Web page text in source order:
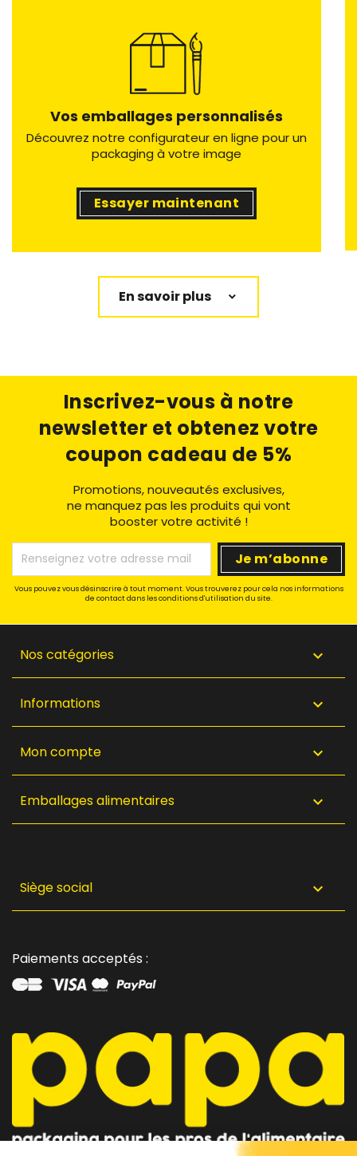
Vos emballages personnalisés
Découvrez notre configurateur en ligne pour un
packaging à votre image
Essayer maintenant
En savoir plus
Inscrivez-vous à notre
newsletter et obtenez votre
coupon cadeau de 5%
Promotions, nouveautés exclusives,
ne manquez pas les produits qui vont
booster votre activité !
Vous pouvez vous désinscrire à tout moment. Vous trouverez pour cela nos informations
de contact dans les conditions d'utilisation du site.
Nos catégories 
Informations 
Mon compte 
Emballages alimentaires 
Siège social 
Paiements acceptés :